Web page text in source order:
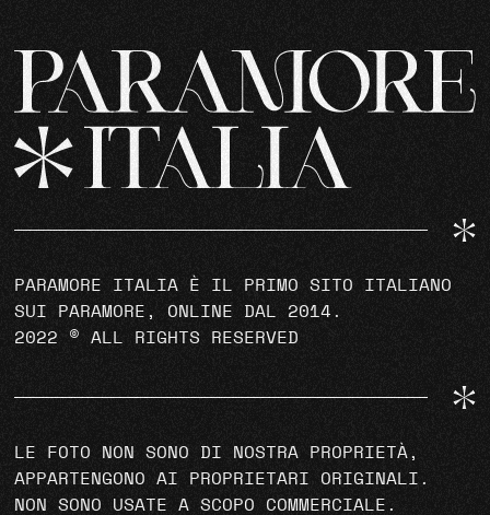
PARAMORE ITALIA È IL PRIMO SITO ITALIANO
SUI PARAMORE, ONLINE DAL 2014.
2022 © ALL RIGHTS RESERVED
LE FOTO NON SONO DI NOSTRA PROPRIETÀ,
APPARTENGONO AI PROPRIETARI ORIGINALI.
NON SONO USATE A SCOPO COMMERCIALE.